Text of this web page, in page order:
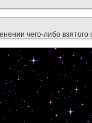
чего-либо взятого